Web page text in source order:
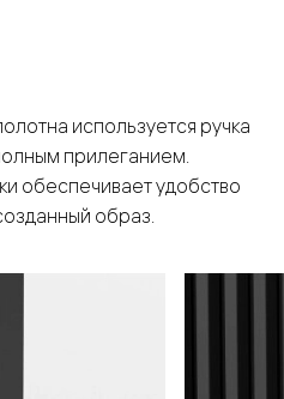
используется ручка
прилеганием.
обеспечивает удобство
образ.